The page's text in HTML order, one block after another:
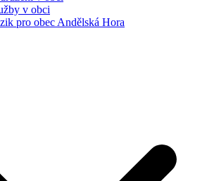
v obci
pro obec Andělská Hora